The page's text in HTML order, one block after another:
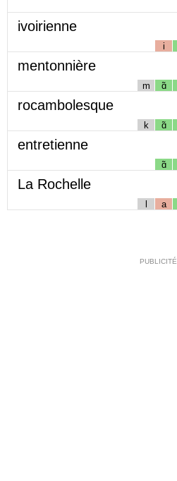
ivoirienne
i
mentonnière
m ɑ̃
rocambolesque
k ɑ̃
entretienne
ɑ̃
La Rochelle
l a
PUBLICITÉ